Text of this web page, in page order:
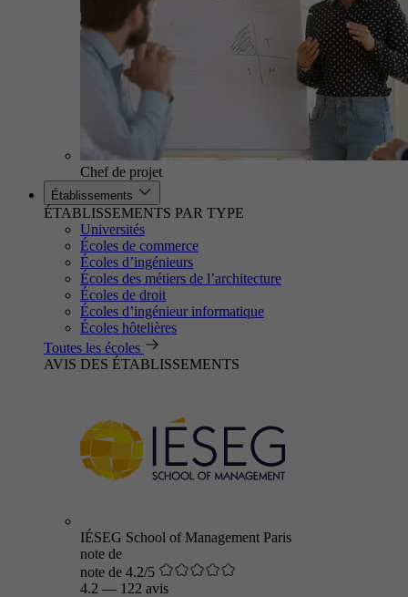
Chef de projet
Établissements
ÉTABLISSEMENTS PAR TYPE
Universités
Écoles de commerce
Écoles d’ingénieurs
Écoles des métiers de l’architecture
Écoles de droit
Écoles d’ingénieur informatique
Écoles hôtelières
Toutes les écoles
AVIS DES ÉTABLISSEMENTS
IÉSEG School of Management Paris
note de
note de 4.2/5
4.2 — 122 avis